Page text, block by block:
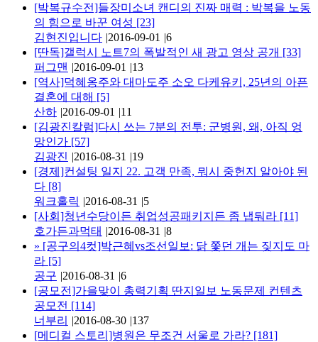
[박복규수전]들장미소녀 캔디의 진짜 매력 : 박복을 노동
의 힘으로 바꾼 여성 [23]
김현진입니다 |2016-09-01 |6
[딴독]갤럭시 노트7의 폭발적인 새 광고 영상 공개 [33]
퍼그맨 |2016-09-01 |13
[역사]덕혜옹주와 대마도주 소오 다케유키, 25년의 아픈
결혼에 대해 [5]
산하 |2016-09-01 |11
[김광진칼럼]다시 쓰는 7분의 전투: 군병원, 왜, 아직 엉
망인가 [57]
김광진 |2016-08-31 |19
[경제]컨설팅 일지 22. 고객 만족, 뭐시 중헌지 알아야 된
다 [8]
워크홀릭 |2016-08-31 |5
[사회]청년수당이든 취업성공패키지든 좀 냅둬라 [11]
호가든과먹태 |2016-08-31 |8
» [공구의4컷]박근혜vs조선일보: 닭 쫓던 개는 짖지도 마
라 [5]
공구 |2016-08-31 |6
[공모전]가을맞이 총력기획 딴지일보 노동문제 컨텐츠
공모전 [114]
너부리
|2016-08-30 |137
[메디컬 스토리]병원은 무조건 서울로 가라? [181]